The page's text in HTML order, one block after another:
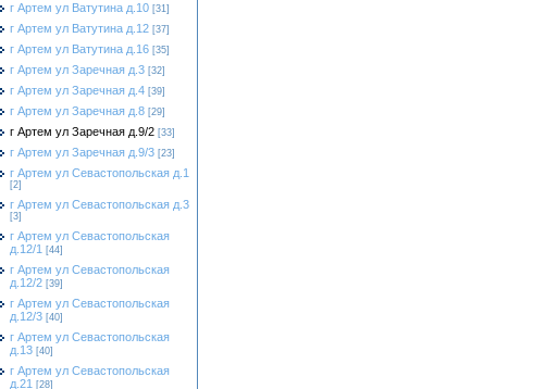
г Артем ул Ватутина д.10 [31]
г Артем ул Ватутина д.12 [37]
г Артем ул Ватутина д.16 [35]
г Артем ул Заречная д.3 [32]
г Артем ул Заречная д.4 [39]
г Артем ул Заречная д.8 [29]
г Артем ул Заречная д.9/2 [33]
г Артем ул Заречная д.9/3 [23]
г Артем ул Севастопольская д.1
[2]
г Артем ул Севастопольская д.3
[3]
г Артем ул Севастопольская
д.12/1 [44]
г Артем ул Севастопольская
д.12/2 [39]
г Артем ул Севастопольская
д.12/3 [40]
г Артем ул Севастопольская
д.13 [40]
г Артем ул Севастопольская
д.21 [28]